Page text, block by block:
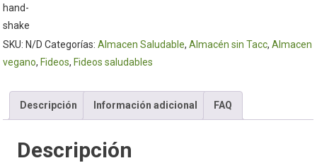
SKU: N/D Categorías:Almacen Saludable,Almacén sin Tacc,Almacen
vegano, Fideos, Fideos saludables
Descripción Información adicional FAQ
Descripción